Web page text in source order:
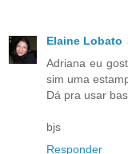
Elaine Lobato
Adriana eu
sim uma
Dá pra usar
bjs
Responder